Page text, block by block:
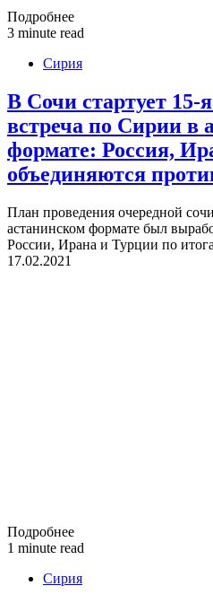
Подробнее
3 minute read
Сирия
В Сочи стартует
встреча по Сирии в
формате: Россия,
объединяются
План проведения очередной
астанинском формате был
России, Ирана и Турции по
17.02.2021
Подробнее
1 minute read
Сирия